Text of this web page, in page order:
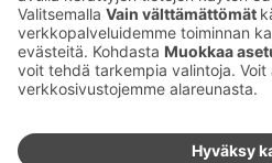
Muuta evästeasetuksia